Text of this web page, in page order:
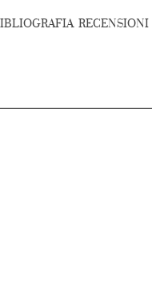
RECENSIONI